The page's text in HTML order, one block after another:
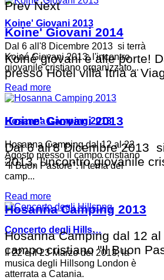
Koine' Giovani 2013
Dal 6 all'8 Dicembre 2013 si terrà
Koiné Giovani 2013, l'incontro
giovanile cristiano organizzato...
Read more
Hosanna Camping 2013
Hosanna Camping dal 12 al 22
Agosto presso il campo cristiano
"Il Buon Pastore". Il tema del
camp...
Read more
Concerto degli Hills…
Il 22 e il 23 Marzo del 2013, la
musica degli Hillsong London è
atterrata a Catania.
Prev Next
Koine' Giovani 2014
Koiné giovani è alle porte!
presso Hotel villa Itria a
Koine' Giovani 2013
Dal 6 all'8 Dicembre 2013
2013, l'incontro giovanile
Hosanna Camping 2013
Hosanna Camping dal 12
campo cristiano "Il Buon